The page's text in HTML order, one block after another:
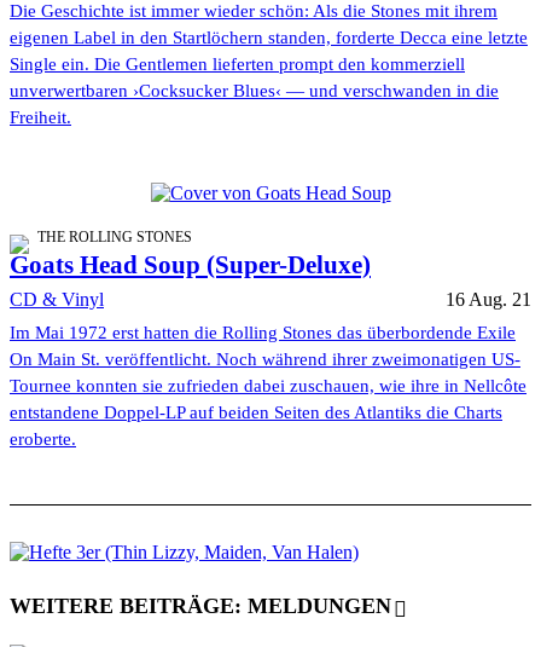
Die Geschichte ist immer wieder schön: Als die Stones mit ihrem
eigenen Label in den Startlöchern standen, forderte Decca eine letzte
Single ein. Die Gentlemen lieferten prompt den kommerziell
unverwertbaren ›Cocksucker Blues‹ — und verschwanden in die
Freiheit.
THE ROLLING STONES
Goats Head Soup (Super-Deluxe)
CD & Vinyl 16 Aug. 21
Im Mai 1972 erst hatten die Rolling Stones das überbordende Exile
On Main St. veröffentlicht. Noch während ihrer zweimonatigen US-
Tournee konnten sie zufrieden dabei zuschauen, wie ihre in Nellcôte
entstandene Doppel-LP auf beiden Seiten des Atlantiks die Charts
eroberte.
WEITERE BEITRÄGE: MELDUNGEN